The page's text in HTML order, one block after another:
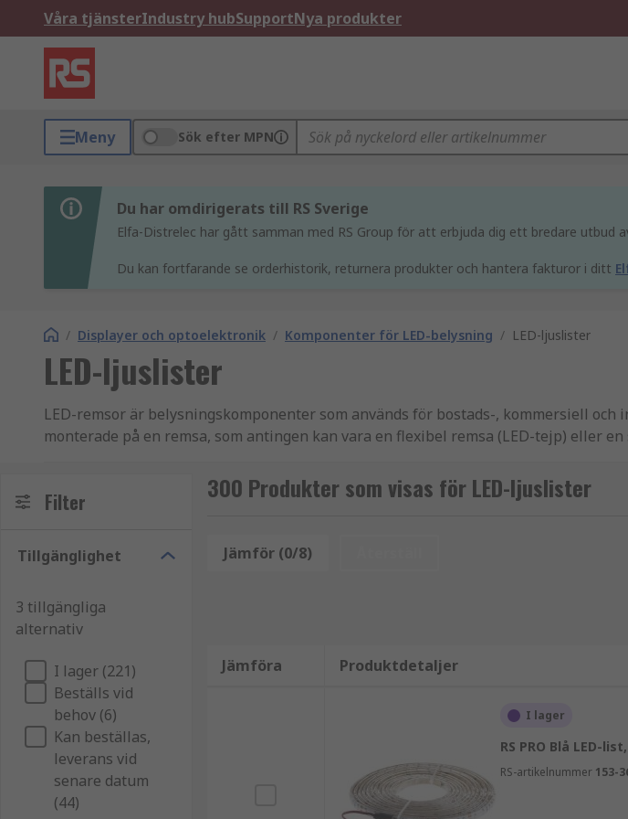
Våra tjänsterIndustry hubSupportNya produkter
Meny Sök efter MPN
Du har omdirigerats till RS Sverige
Elfa-Distrelec har gått samman med RS Group för att erbjuda dig ett bredare utbud
Du kan fortfarande se orderhistorik, returnera produkter och hantera fakturor i ditt
/ Displayer och optoelektronik / Komponenter för LED-belysning / LED-ljuslister
LED-ljuslister
LED-remsor är belysningskomponenter som används för bostads-, kommersiell
monterade på en remsa, som antingen kan vara en flexibel remsa (LED-tejp) eller
Vilka färger finns LED-remsor i?
LED-remsor finns tillgängliga i många färger. Vita LED-remsor är mycket
kallvitt och varmvitt. Kallvita LED-lampor är mer populära inom industrin, medan
vill använda ett brett utbud av olika färger.
Accentbelysning i hemmet och i butiker
Belysning under skåp
Hyllbelysning
Belysning för mediecenter
Filter
Tillgänglighet
3 tillgängliga
alternativ
I lager (221)
Beställs vid
behov (6)
Kan beställas,
leverans vid
senare datum
(44)
300 Produkter som visas för LED-ljuslister
Jämför (0/8)
Jämföra Produktdetaljer
I lager
RS PRO Blå LED-
RS-artikelnummer 153-